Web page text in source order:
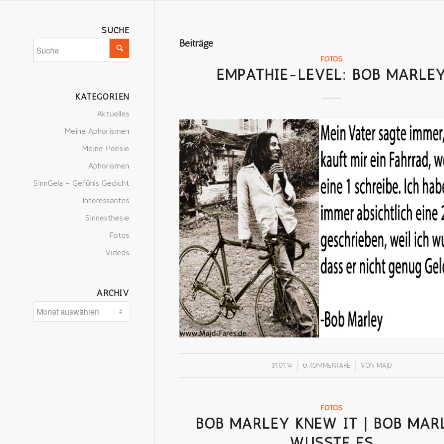
Beiträge
FOTOS
EMPATHIE-LEVEL: BOB
31.01.14 0 KOMMENTARE
/ VON MAJD
FOTOS
BOB MARLEY KNEW IT | BOB
SUCHE
KATEGORIEN
Aktuelles
Meine Aphorismen
Meine Poesie
Aphorismen
SinnGela – Gefühls Gedicht
Interessantes
Sinnesthesie
Fotos
Videos
ARCHIV